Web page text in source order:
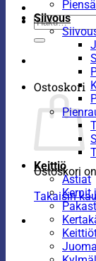
Etsi:
Ostoskori
Ostoskori
Takaisin
Siivous
Keittiö
Astiat
Kernit